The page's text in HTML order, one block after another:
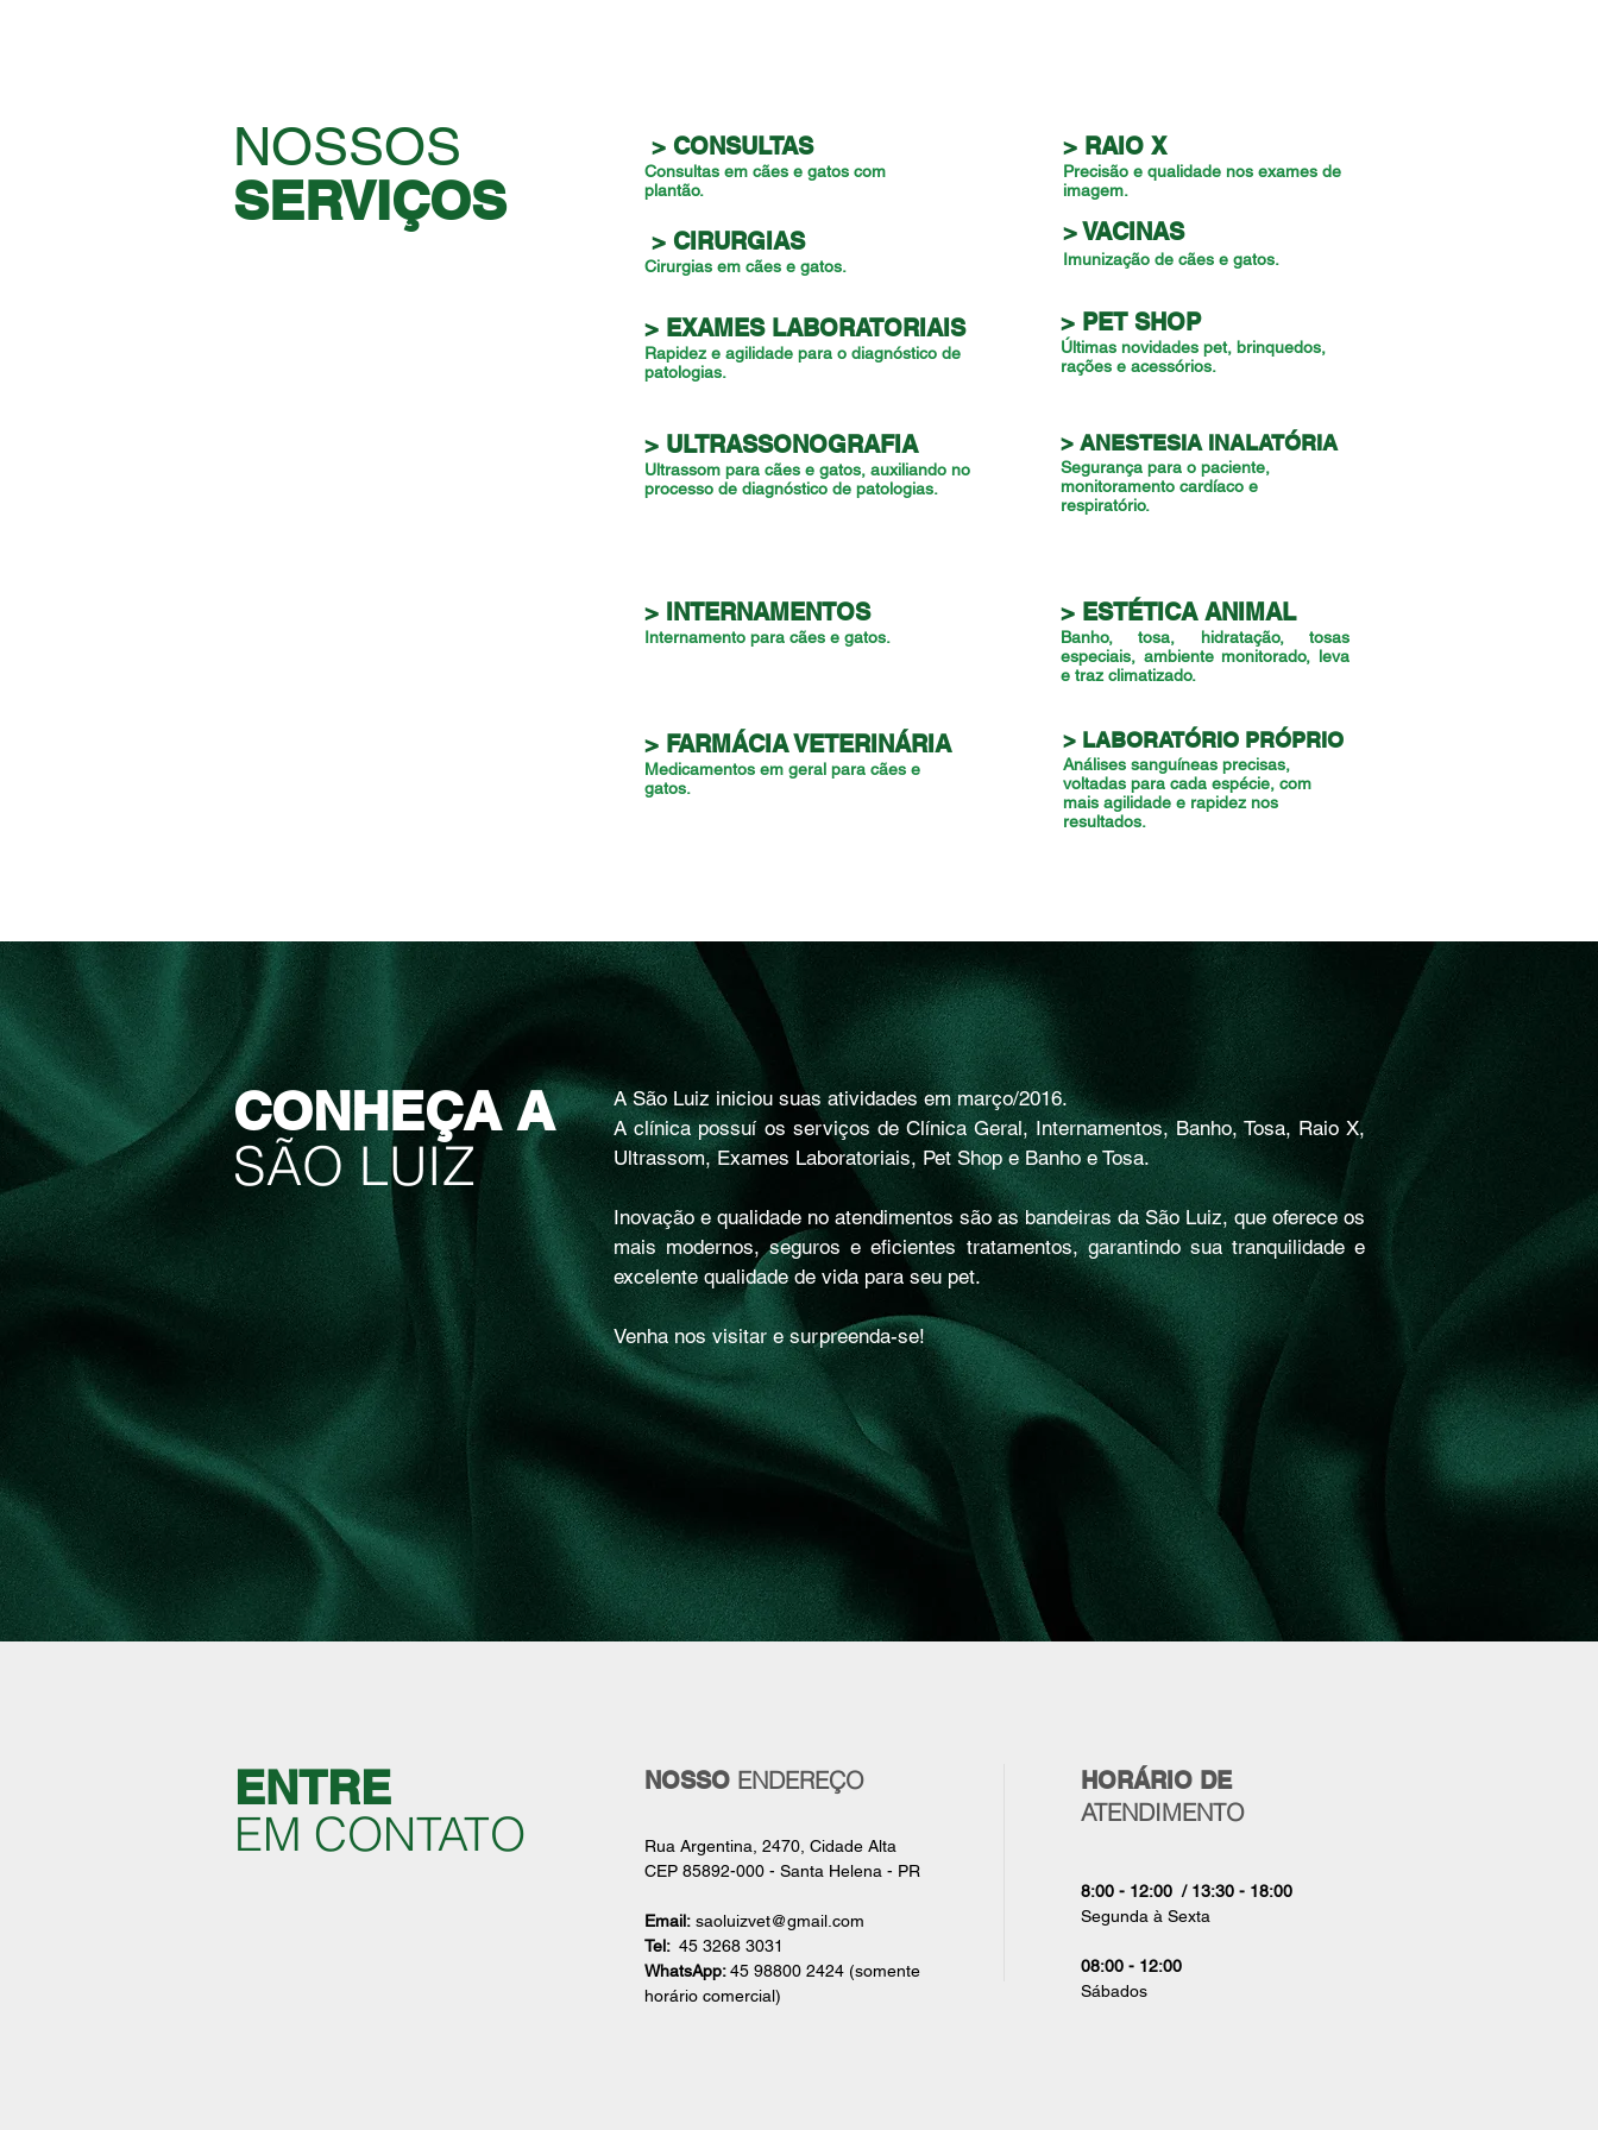
NOSSOS
SERVIÇOS
> FARMÁCIA VETERINÁRIA
Medicamentos em geral para cães e
gatos.
> CONSULTAS
Consultas em cães e gatos com
plantão.
> VACINAS
Imunização de cães e gatos.
> ANESTESIA INALATÓRIA
Segurança para o paciente,
monitoramento cardíaco e
respiratório.
> RAIO X
Precisão e qualidade nos exames de
imagem.
> EXAMES LABORATORIAIS
Rapidez e agilidade para o diagnóstico de
patologias.
> ESTÉTICA ANIMAL
Banho, tosa, hidratação, tosas
especiais, ambiente monitorado, leva
e traz climatizado.
> ULTRASSONOGRAFIA
Ultrassom para cães e gatos, auxiliando no
processo de diagnóstico de patologias.
> INTERNAMENTOS
Internamento para cães e gatos.
> PET SHOP
Últimas novidades pet, brinquedos,
rações e acessórios.
> LABORATÓRIO PRÓPRIO
Análises sanguíneas precisas,
voltadas para cada espécie, com
mais agilidade e rapidez nos
resultados.
> CIRURGIAS
Cirurgias em cães e gatos.
ENTRE
EM CONTATO
Rua Argentina, 2470, Cidade Alta
CEP 85892-000 - Santa Helena - PR
Email: saoluizvet@gmail.com
Tel: 45 3268 3031
WhatsApp:45 98800 2424 (somente
horário comercial)
NOSSO ENDEREÇO
8:00 - 12:00 / 13:30 - 18:00
Segunda à Sexta
08:00 - 12:00
Sábados
HORÁRIO DE
ATENDIMENTO
CONHEÇA A
SÃO LUIZ
A São Luiz iniciou suas atividades em março/2016.
A clínica possuí os serviços de Clínica Geral, Internamentos, Banho, Tosa, Raio X,
Ultrassom, Exames Laboratoriais, Pet Shop e Banho e Tosa.
Inovação e qualidade no atendimentos são as bandeiras da São Luiz, que oferece os
mais modernos, seguros e eficientes tratamentos, garantindo sua tranquilidade e
excelente qualidade de vida para seu pet.
Venha nos visitar e surpreenda-se!